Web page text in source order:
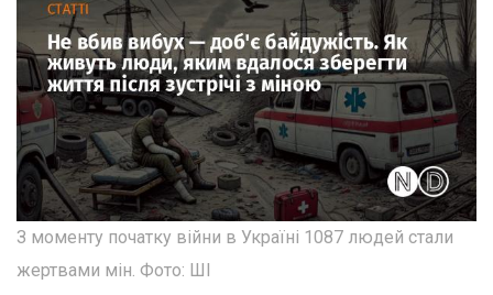
З моменту початку війни в Україні 1087 людей стали
жертвами мін. Фото: ШІ